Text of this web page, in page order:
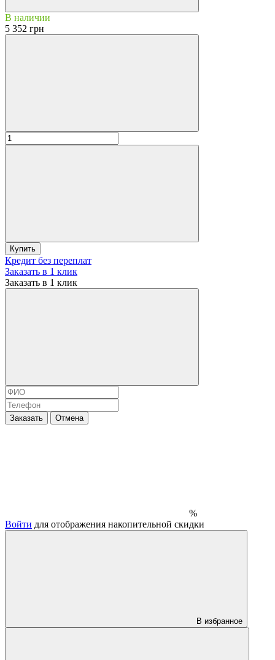
В наличии
5 352 грн
Купить
Кредит без переплат
Заказать в 1 клик
Заказать в 1 клик
Заказать Отмена
%
Войти для отображения накопительной скидки
В избранное